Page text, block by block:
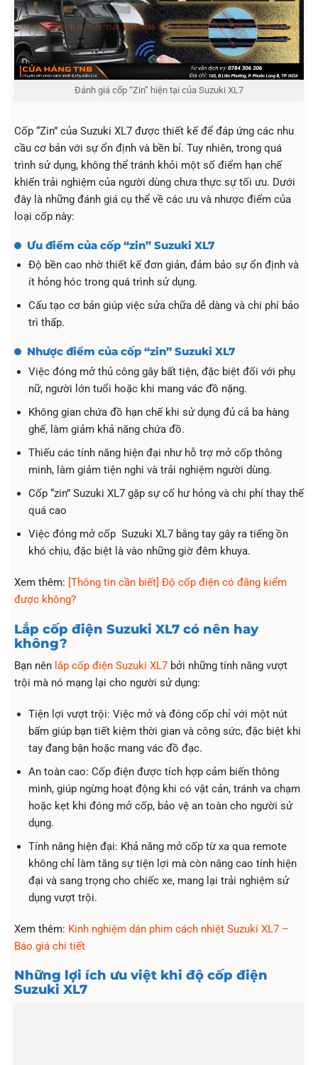
Đánh giá cốp “Zin” hiện tại của Suzuki XL7
Cốp “Zin” của Suzuki XL7 được thiết kế để đáp ứng các nhu
cầu cơ bản với sự ổn định và bền bỉ. Tuy nhiên, trong quá
trình sử dụng, không thể tránh khỏi một số điểm hạn chế
khiến trải nghiệm của người dùng chưa thực sự tối ưu. Dưới
đây là những đánh giá cụ thể về các ưu và nhược điểm của
loại cốp này:
Ưu điểm của cốp “zin” Suzuki XL7
Độ bền cao nhờ thiết kế đơn giản, đảm bảo sự ổn định và
ít hỏng hóc trong quá trình sử dụng.
Cấu tạo cơ bản giúp việc sửa chữa dễ dàng và chi phí bảo
trì thấp.
Nhược điểm của cốp “zin” Suzuki XL7
Việc đóng mở thủ công gây bất tiện, đặc biệt đối với phụ
nữ, người lớn tuổi hoặc khi mang vác đồ nặng.
Không gian chứa đồ hạn chế khi sử dụng đủ cả ba hàng
ghế, làm giảm khả năng chứa đồ.
Thiếu các tính năng hiện đại như hỗ trợ mở cốp thông
minh, làm giảm tiện nghi và trải nghiệm người dùng.
Cốp “zin” Suzuki XL7 gặp sự cố hư hỏng và chi phí thay thế
quá cao
Việc đóng mở cốp Suzuki XL7 bằng tay gây ra tiếng ồn
khó chịu, đặc biệt là vào những giờ đêm khuya.
Xem thêm: [Thông tin cần biết] Độ cốp điện có đăng kiểm
được không?
Lắp cốp điện Suzuki XL7 có nên hay
không?
Bạn nên lắp cốp điện Suzuki XL7bởi những tính năng vượt
trội mà nó mạng lại cho người sử dụng:
Tiện lợi vượt trội: Việc mở và đóng cốp chỉ với một nút
bấm giúp bạn tiết kiệm thời gian và công sức, đặc biệt khi
tay đang bận hoặc mang vác đồ đạc.
An toàn cao: Cốp điện được tích hợp cảm biến thông
minh, giúp ngừng hoạt động khi có vật cản, tránh va chạm
hoặc kẹt khi đóng mở cốp, bảo vệ an toàn cho người sử
dụng.
Tính năng hiện đại: Khả năng mở cốp từ xa qua remote
không chỉ làm tăng sự tiện lợi mà còn nâng cao tính hiện
đại và sang trọng cho chiếc xe, mang lại trải nghiệm sử
dụng vượt trội.
Xem thêm: Kinh nghiệm dán phim cách nhiệt Suzuki XL7 –
Báo giá chi tiết
Những lợi ích ưu việt khi độ cốp điện
Suzuki XL7